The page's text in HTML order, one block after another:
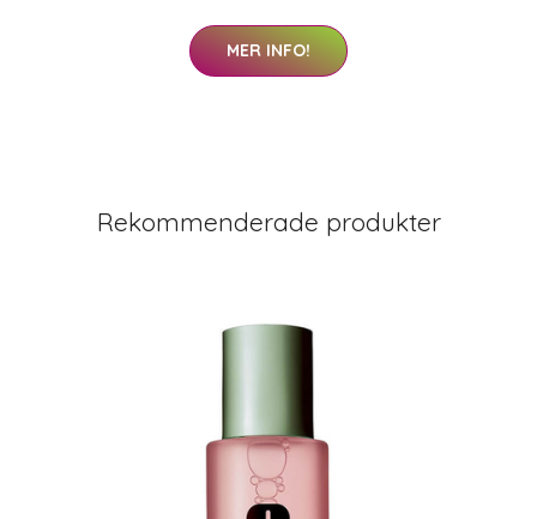
MER INFO!
Rekommenderade produkter